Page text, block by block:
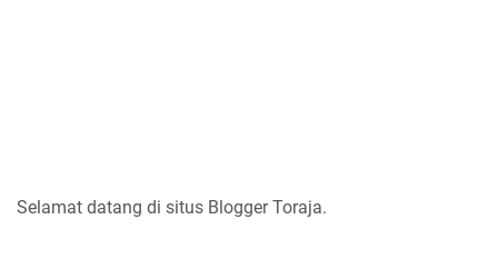
Selamat datang di situs Blogger Toraja.